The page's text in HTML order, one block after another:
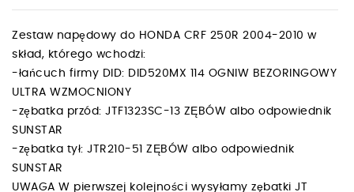
Zestaw napędowy do HONDA CRF 250R 2004-2010 w
skład, którego wchodzi:
-łańcuch firmy DID: DID520MX 114 OGNIW BEZORINGOWY
ULTRA WZMOCNIONY
-zębatka przód: JTF1323SC-13 ZĘBÓW albo odpowiednik
SUNSTAR
-zębatka tył: JTR210-51 ZĘBÓW albo odpowiednik
SUNSTAR
UWAGA W pierwszej kolejności wysyłamy zębatki JT